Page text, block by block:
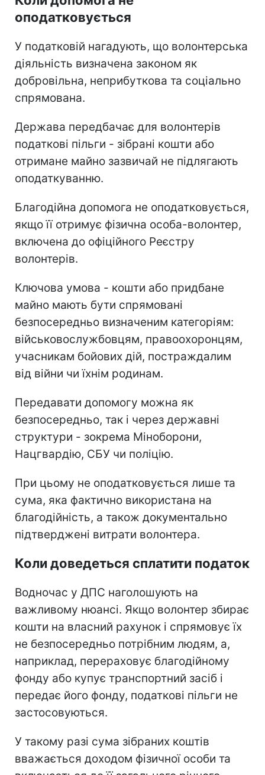
оподатковується
У податковій нагадують, що волонтерська
діяльність визначена законом як
добровільна, неприбуткова та соціально
спрямована.
Держава передбачає для волонтерів
податкові пільги - зібрані кошти або
отримане майно зазвичай не підлягають
оподаткуванню.
Благодійна допомога не оподатковується,
якщо її отримує фізична особа-волонтер,
включена до офіційного Реєстру
волонтерів.
Ключова умова - кошти або придбане
майно мають бути спрямовані
безпосередньо визначеним категоріям:
військовослужбовцям, правоохоронцям,
учасникам бойових дій, постраждалим
від війни чи їхнім родинам.
Передавати допомогу можна як
безпосередньо, так і через державні
структури - зокрема Міноборони,
Нацгвардію, СБУ чи поліцію.
При цьому не оподатковується лише та
сума, яка фактично використана на
благодійність, а також документально
підтверджені витрати волонтера.
Коли доведеться сплатити податок
Водночас у ДПС наголошують на
важливому нюансі. Якщо волонтер збирає
кошти на власний рахунок і спрямовує їх
не безпосередньо потрібним людям, а,
наприклад, перераховує благодійному
фонду або купує транспортний засіб і
передає його фонду, податкові пільги не
застосовуються.
У такому разі сума зібраних коштів
вважається доходом фізичної особи та